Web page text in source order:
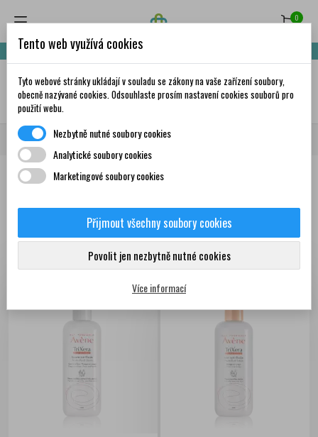
0
Nakupte za 999,- Kč a získáte dopravu zdarma!
✦AI
Domů Krása a péče Dermokosmetika
Produkty
Seřadit podle: První nové produkty
Zobrazení 1-3 z 3
položek
Tento web využívá cookies
Tyto webové stránky ukládají v souladu se zákony na vaše zařízení soubory,
obecně nazývané cookies. Odsouhlaste prosím nastavení cookies souborů pro
použití webu.
Nezbytně nutné soubory cookies
Analytické soubory cookies
Marketingové soubory cookies
Přijmout všechny soubory cookies
Povolit jen nezbytně nutné cookies
Více informací